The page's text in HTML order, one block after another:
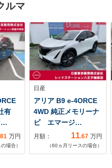
ルマ
有
…
万円
場合）
日産
アリア B9 e-4ORCE
4WD 純正メモリーナ
ビ エマージ…
月額： 11.67 万円
（60ヵ月リースの場合）